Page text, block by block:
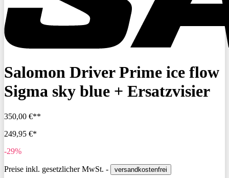
Salomon Driver Prime ice flow
Sigma sky blue + Ersatzvisier
350,00 €**
249,95 €*
-29%
Preise inkl. gesetzlicher MwSt. - versandkostenfrei